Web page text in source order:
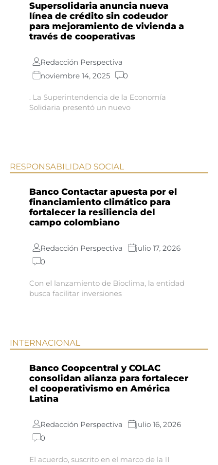
Supersolidaria anuncia nueva
línea de crédito sin codeudor
para mejoramiento de vivienda a
través de cooperativas
Redacción Perspectiva
noviembre 14, 2025
0
. La Superintendencia de la Economía
Solidaria presentó un nuevo
RESPONSABILIDAD SOCIAL
Banco Contactar apuesta por el
financiamiento climático para
fortalecer la resiliencia del
campo colombiano
Redacción Perspectiva
julio 17, 2026
0
Con el lanzamiento de Bioclima, la entidad
busca facilitar inversiones
INTERNACIONAL
Banco Coopcentral y COLAC
consolidan alianza para fortalecer
el cooperativismo en América
Latina
Redacción Perspectiva
julio 16, 2026
0
El acuerdo, suscrito en el marco de la II